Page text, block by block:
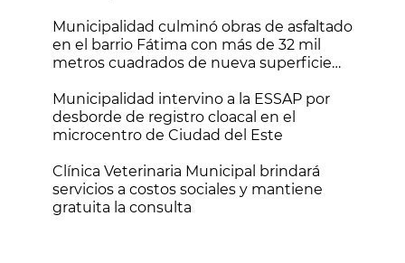
Municipalidad culminó obras de asfaltado
en el barrio Fátima con más de 32 mil
metros cuadrados de nueva superficie
Municipalidad intervino a la ESSAP por
desborde de registro cloacal en el
microcentro de Ciudad del Este
Clínica Veterinaria Municipal brindará
servicios a costos sociales y mantiene
gratuita la consulta